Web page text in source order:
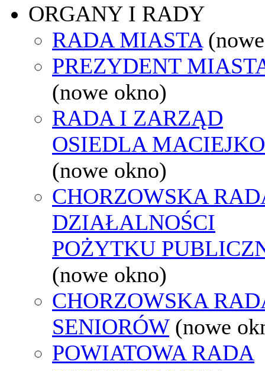
ORGANY I RADY
RADA MIASTA
PREZYDENT
(nowe okno)
RADA I ZARZĄD
OSIEDLA
(nowe okno)
CHORZOWSKA
DZIAŁALNOŚCI
POŻYTKU
(nowe okno)
CHORZOWSKA
SENIORÓW (nowe
POWIATOWA RADA